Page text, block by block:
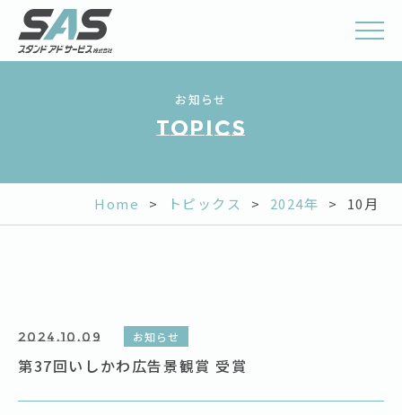
お知らせ
Topics
Home > トピックス > 2024年 > 10月
2024.10.09 お知らせ
第37回いしかわ広告景観賞 受賞